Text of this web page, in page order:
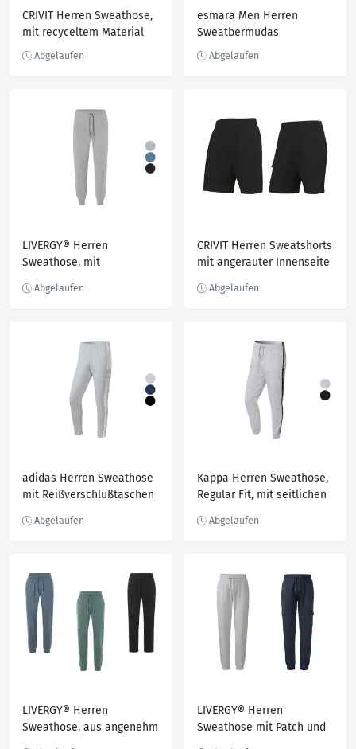
CRIVIT Herren Sweathose,
mit recyceltem Material
esmara Men Herren
Sweatbermudas
LIVERGY® Herren
Sweathose, mit
CRIVIT Herren Sweatshorts
mit angerauter Innenseite
adidas Herren Sweathose
mit Reißverschlußtaschen
Kappa Herren Sweathose,
Regular Fit, mit seitlichen
LIVERGY® Herren
Sweathose, aus angenehm
LIVERGY® Herren
Sweathose mit Patch und